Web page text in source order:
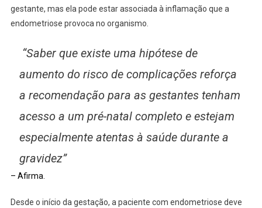
gestante, mas ela pode estar associada à inflamação que a
endometriose provoca no organismo.
“Saber que existe uma hipótese de
aumento do risco de complicações reforça
a recomendação para as gestantes tenham
acesso a um pré-natal completo e estejam
especialmente atentas à saúde durante a
gravidez”
– Afirma.
Desde o início da gestação, a paciente com endometriose deve